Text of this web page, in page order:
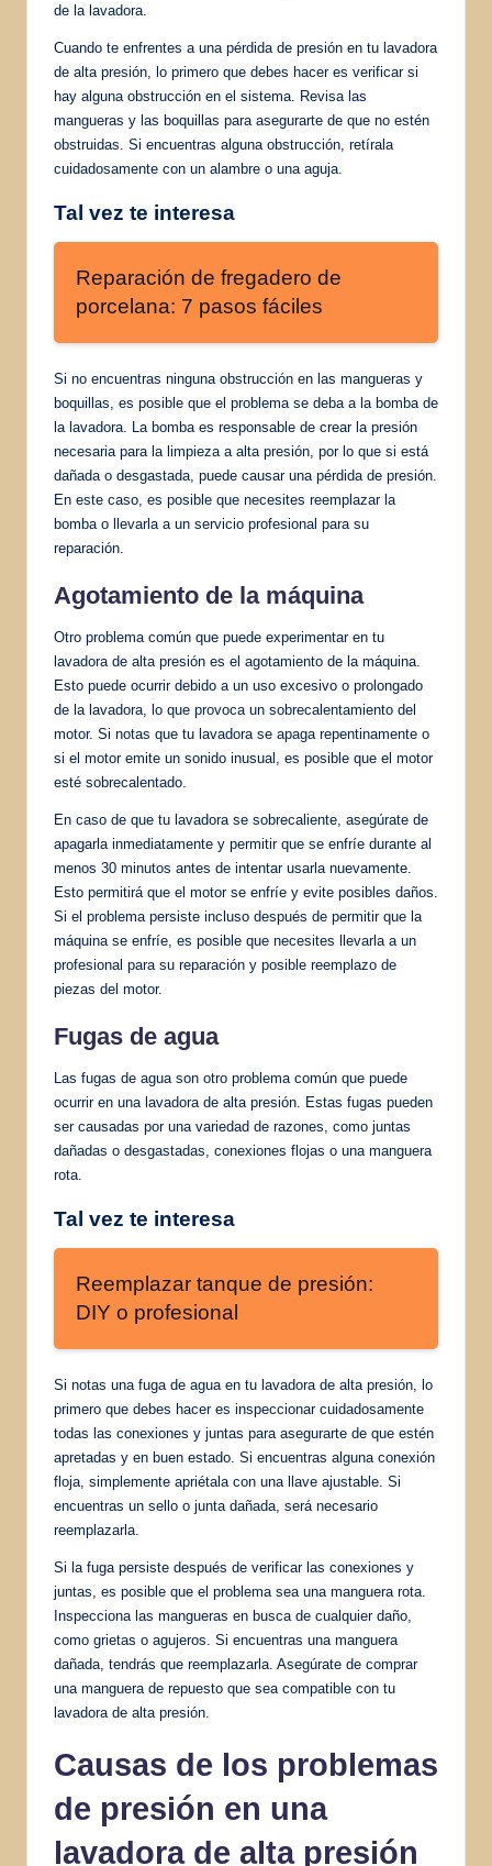
de la lavadora.
Cuando te enfrentes a una pérdida de presión en tu lavadora
de alta presión, lo primero que debes hacer es verificar si
hay alguna obstrucción en el sistema. Revisa las
mangueras y las boquillas para asegurarte de que no estén
obstruidas. Si encuentras alguna obstrucción, retírala
cuidadosamente con un alambre o una aguja.
Tal vez te interesa
Reparación de fregadero de
porcelana: 7 pasos fáciles
Si no encuentras ninguna obstrucción en las mangueras y
boquillas, es posible que el problema se deba a la bomba de
la lavadora. La bomba es responsable de crear la presión
necesaria para la limpieza a alta presión, por lo que si está
dañada o desgastada, puede causar una pérdida de presión.
En este caso, es posible que necesites reemplazar la
bomba o llevarla a un servicio profesional para su
reparación.
Agotamiento de la máquina
Otro problema común que puede experimentar en tu
lavadora de alta presión es el agotamiento de la máquina.
Esto puede ocurrir debido a un uso excesivo o prolongado
de la lavadora, lo que provoca un sobrecalentamiento del
motor. Si notas que tu lavadora se apaga repentinamente o
si el motor emite un sonido inusual, es posible que el motor
esté sobrecalentado.
En caso de que tu lavadora se sobrecaliente, asegúrate de
apagarla inmediatamente y permitir que se enfríe durante al
menos 30 minutos antes de intentar usarla nuevamente.
Esto permitirá que el motor se enfríe y evite posibles daños.
Si el problema persiste incluso después de permitir que la
máquina se enfríe, es posible que necesites llevarla a un
profesional para su reparación y posible reemplazo de
piezas del motor.
Fugas de agua
Las fugas de agua son otro problema común que puede
ocurrir en una lavadora de alta presión. Estas fugas pueden
ser causadas por una variedad de razones, como juntas
dañadas o desgastadas, conexiones flojas o una manguera
rota.
Tal vez te interesa
Reemplazar tanque de presión:
DIY o profesional
Si notas una fuga de agua en tu lavadora de alta presión, lo
primero que debes hacer es inspeccionar cuidadosamente
todas las conexiones y juntas para asegurarte de que estén
apretadas y en buen estado. Si encuentras alguna conexión
floja, simplemente apriétala con una llave ajustable. Si
encuentras un sello o junta dañada, será necesario
reemplazarla.
Si la fuga persiste después de verificar las conexiones y
juntas, es posible que el problema sea una manguera rota.
Inspecciona las mangueras en busca de cualquier daño,
como grietas o agujeros. Si encuentras una manguera
dañada, tendrás que reemplazarla. Asegúrate de comprar
una manguera de repuesto que sea compatible con tu
lavadora de alta presión.
Causas de los problemas
de presión en una
lavadora de alta presión